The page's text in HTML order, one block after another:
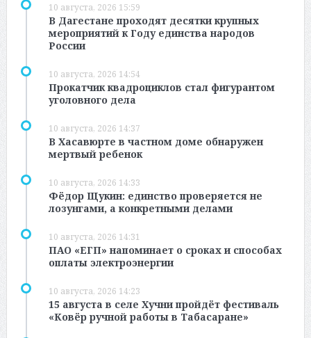
10 августа, 2026 15:59
В Дагестане проходят десятки крупных
мероприятий к Году единства народов
России
10 августа, 2026 14:54
Прокатчик квадроциклов стал фигурантом
уголовного дела
10 августа, 2026 14:37
В Хасавюрте в частном доме обнаружен
мертвый ребенок
10 августа, 2026 14:33
Фёдор Щукин: единство проверяется не
лозунгами, а конкретными делами
10 августа, 2026 14:31
ПАО «ЕГП» напоминает о сроках и способах
оплаты электроэнергии
10 августа, 2026 14:23
15 августа в селе Хучни пройдёт фестиваль
«Ковёр ручной работы в Табасаране»